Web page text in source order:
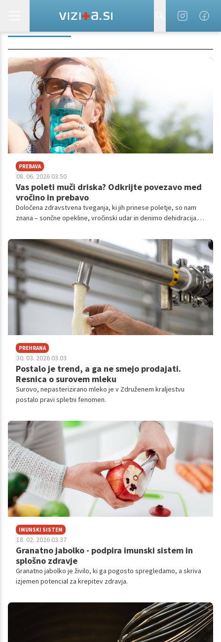
SALMONELA
PREBAVA
08. 06. 2026 03.50
Vas poleti muči driska? Odkrijte povezavo med
vročino in prebavo
Določena zdravstvena tveganja, ki jih prinese poletje, so nam
znana – sončne opekline, vročinski udar in denimo dehidracija.
ki se pojavi, ko narastejo temperature – driski.
PREHRANA
30. 03. 2026 03.03
Postalo je trend, a ga ne smejo prodajati.
Resnica o surovem mleku
Surovo, nepasterizirano mleko je v Združenem kraljestvu
postalo pravi spletni fenomen.
IMUNSKI SISTEM
18. 02. 2026 03.37
Granatno jabolko - podpira imunski sistem in
splošno zdravje
Granatno jabolko je živilo, ki ga pogosto spregledamo, a skriva
izjemen potencial za krepitev zdravja.